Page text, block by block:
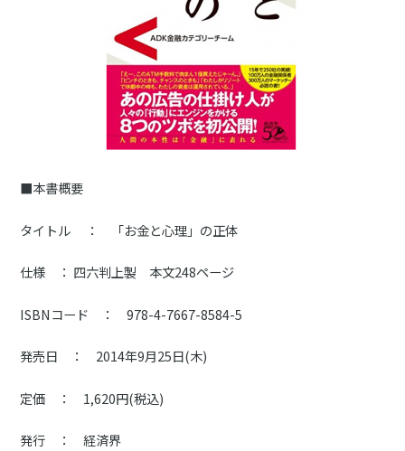
■本書概要
タイトル ： 「お金と心理」の正体
仕様 ： 四六判上製 本文248ページ
ISBNコード ： 978-4-7667-8584-5
発売日 ： 2014年9月25日(木)
定価 ： 1,620円(税込)
発行 ： 経済界